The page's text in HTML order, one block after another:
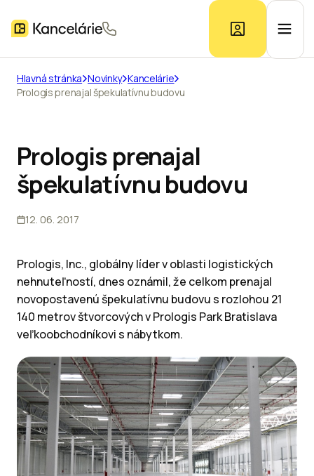
Ponuka kancelárií
Prieskum trhu
Kontakt
Hlavná stránka Novinky Kancelárie
Prologis prenajal špekulatívnu budovu
Prologis prenajal
špekulatívnu budovu
12. 06. 2017
Prologis, Inc., globálny líder v oblasti logistických
nehnuteľností, dnes oznámil, že celkom prenajal
novopostavenú špekulatívnu budovu s rozlohou 21
140 metrov štvorcových v Prologis Park Bratislava
veľkoobchodníkovi s nábytkom.